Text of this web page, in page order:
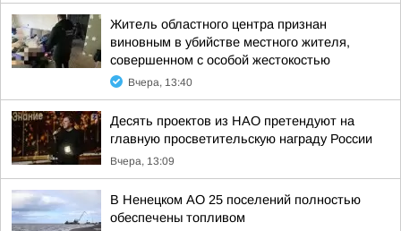
Житель областного центра признан
виновным в убийстве местного жителя,
совершенном с особой жестокостью
Вчера, 13:40
Десять проектов из НАО претендуют на
главную просветительскую награду России
Вчера, 13:09
В Ненецком АО 25 поселений полностью
обеспечены топливом